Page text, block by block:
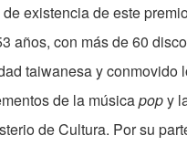
existencia de este
años, con más de 60
taiwanesa y conmovido
de la músicapopy
de Cultura. Por su